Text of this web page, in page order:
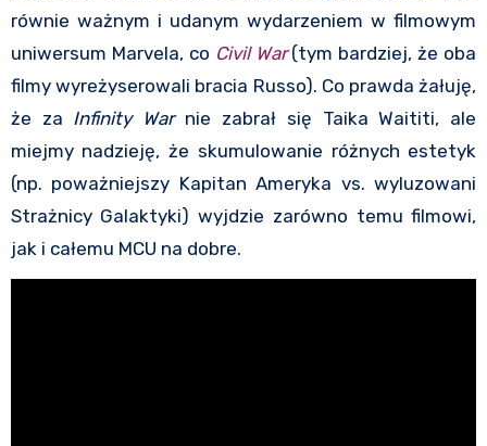
równie ważnym i udanym wydarzeniem w filmowym
uniwersum Marvela, co Civil War(tym bardziej, że oba
filmy wyreżyserowali bracia Russo). Co prawda żałuję,
że za Infinity War nie zabrał się Taika Waititi, ale
miejmy nadzieję, że skumulowanie różnych estetyk
(np. poważniejszy Kapitan Ameryka vs. wyluzowani
Strażnicy Galaktyki) wyjdzie zarówno temu filmowi,
jak i całemu MCU na dobre.